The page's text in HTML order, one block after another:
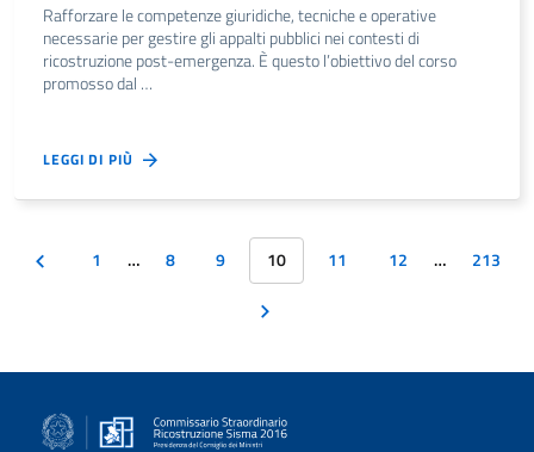
Rafforzare le competenze giuridiche, tecniche e operative
necessarie per gestire gli appalti pubblici nei contesti di
ricostruzione post-emergenza. È questo l’obiettivo del corso
promosso dal …
LEGGI DI PIÙ
1 … 8 9 10 11 12 … 213